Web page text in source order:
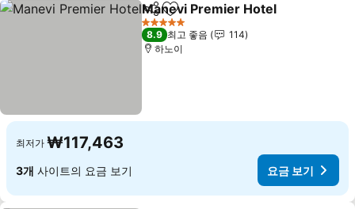
공유 즐겨찾기에 추가
Manevi Premier Hotel
5 성급
8.9 최고 좋음
114
하노이
최저가 ₩117,463
3개 사이트의 요금 보기 요금 보기